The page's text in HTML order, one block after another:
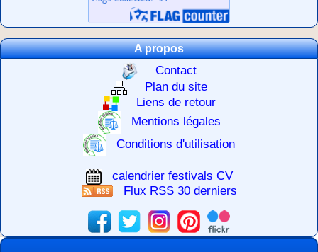
A propos
Contact
Plan du site
Liens de retour
Mentions légales
Conditions d'utilisation
calendrier festivals CV
Flux RSS 30 derniers